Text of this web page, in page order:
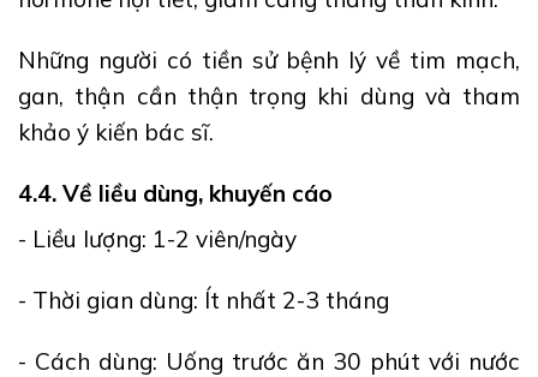
Những người có tiền sử bệnh lý về tim mạch,
gan, thận cần thận trọng khi dùng và tham
khảo ý kiến bác sĩ.
4.4. Về liều dùng, khuyến cáo
- Liều lượng: 1-2 viên/ngày
- Thời gian dùng: Ít nhất 2-3 tháng
- Cách dùng: Uống trước ăn 30 phút với nước